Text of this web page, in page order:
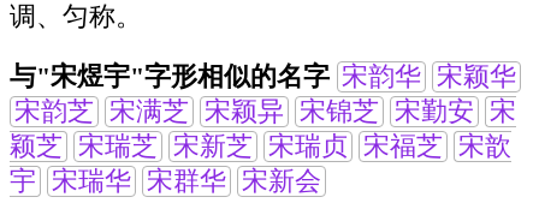
调、匀称。
与"宋煜宇"字形相似的名字 宋韵华 宋颖华
宋韵芝 宋满芝 宋颖异 宋锦芝 宋勤安 宋
颖芝 宋瑞芝 宋新芝 宋瑞贞 宋福芝 宋歆
宇 宋瑞华 宋群华 宋新会